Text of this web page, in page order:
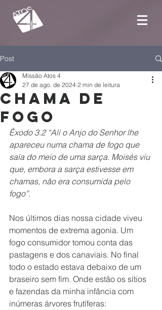
Post
Chama de
fogo
Missão Atos 4
27 de ago. de 2024 2 min de leitura
Êxodo 3.2 “Ali o Anjo do Senhor lhe
apareceu numa chama de fogo que
saía do meio de uma sarça. Moisés viu
que, embora a sarça estivesse em
chamas, não era consumida pelo
fogo”.
Nos últimos dias nossa cidade viveu
momentos de extrema agonia. Um
fogo consumidor tomou conta das
pastagens e dos canaviais. No final
todo o estado estava debaixo de um
braseiro sem fim. Onde estão os sítios
e fazendas da minha infância com
inúmeras árvores frutíferas: